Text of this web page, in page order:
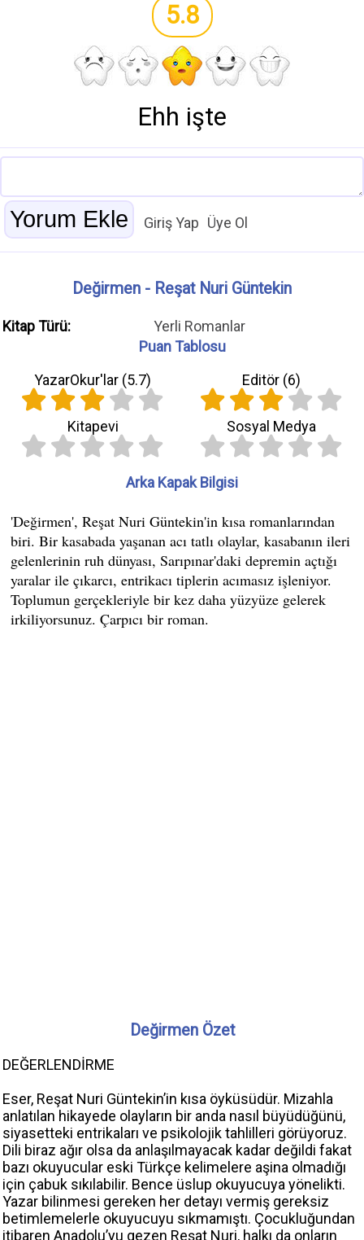
5.8
Ehh işte
Giriş Yap Üye Ol
Değirmen - Reşat Nuri Güntekin
Kitap Türü:
Yerli Romanlar
Puan Tablosu
YazarOkur'lar (5.7) Editör (6)
Kitapevi Sosyal Medya
Arka Kapak Bilgisi
Değirmen Özet
DEĞERLENDİRME
Eser, Reşat Nuri Güntekin’in kısa öyküsüdür. Mizahla
anlatılan hikayede olayların bir anda nasıl büyüdüğünü,
siyasetteki entrikaları ve psikolojik tahlilleri görüyoruz.
Dili biraz ağır olsa da anlaşılmayacak kadar değildi fakat
bazı okuyucular eski Türkçe kelimelere aşina olmadığı
için çabuk sıkılabilir. Bence üslup okuyucuya yönelikti.
Yazar bilinmesi gereken her detayı vermiş gereksiz
betimlemelerle okuyucuyu sıkmamıştı. Çocukluğundan
itibaren Anadolu’yu gezen Reşat Nuri, halkı da onların